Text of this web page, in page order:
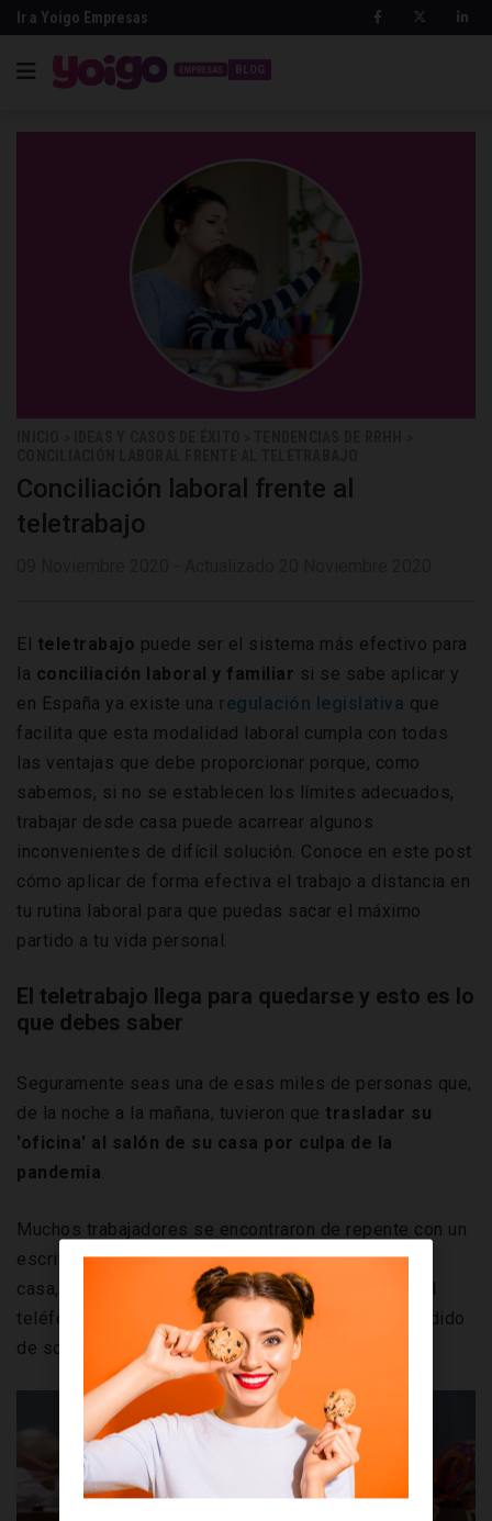
Ir a Yoigo Empresas
BLOG
Conciliación laboral frente al
teletrabajo
El teletrabajo puede ser el sistema más efectivo para
la conciliación laboral y familiar si se sabe aplicar y
en España ya existe una regulación legislativa que
facilita que esta modalidad laboral cumpla con todas
las ventajas que debe proporcionar porque, como
sabemos, si no se establecen los límites adecuados,
trabajar desde casa puede acarrear algunos
inconvenientes de difícil solución. Conoce en este post
cómo aplicar de forma efectiva el trabajo a distancia en
tu rutina laboral para que puedas sacar el máximo
partido a tu vida personal.
El teletrabajo llega para quedarse y esto es lo
que debes saber
Seguramente seas una de esas miles de personas que,
de la noche a la mañana, tuvieron que trasladar su
'oficina' al salón de su casa por culpa de la
pandemia.
Muchos trabajadores se encontraron de repente con un
escritorio improvisado en algún rincón apretado de
casa, con los niños 'dando guerra' a su alrededor, el
teléfono sonando todo el día y el ordenador encendido
de sol a sol.